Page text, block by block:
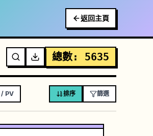
返回主頁
總數: 5635
/ PV 排序 篩選